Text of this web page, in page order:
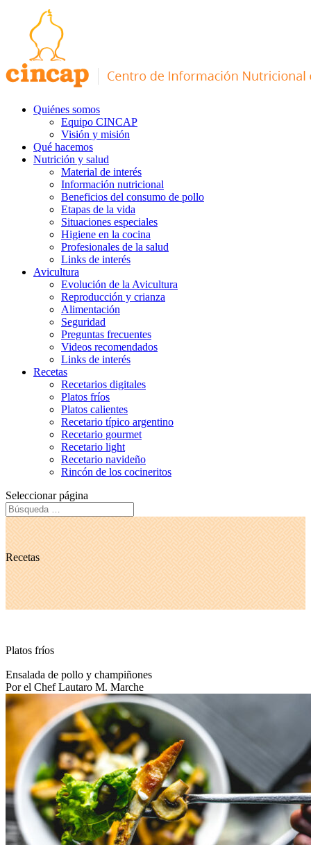
Quiénes somos
Equipo CINCAP
Visión y misión
Qué hacemos
Nutrición y salud
Material de interés
Información nutricional
Beneficios del consumo de pollo
Etapas de la vida
Situaciones especiales
Higiene en la cocina
Profesionales de la salud
Links de interés
Avicultura
Evolución de la Avicultura
Reproducción y crianza
Alimentación
Seguridad
Preguntas frecuentes
Videos recomendados
Links de interés
Recetas
Recetarios digitales
Platos fríos
Platos calientes
Recetario típico argentino
Recetario gourmet
Recetario light
Recetario navideño
Rincón de los cocineritos
Seleccionar página
Recetas
Platos fríos
Ensalada de pollo y champiñones
Por el Chef Lautaro M. Marche